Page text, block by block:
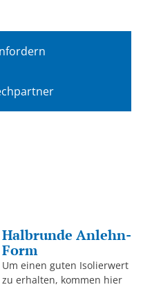
Halbrunde Anlehn-
Form
Um einen guten Isolierwert
zu erhalten, kommen hier